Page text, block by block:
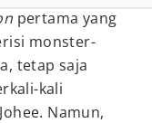
pertama yang
monster-
tetap saja
kali
Namun,